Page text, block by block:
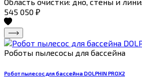
545 050 ₽
Роботы пылесосы для бассейна
Робот пылесос для бассейна DOLPHIN PROX2